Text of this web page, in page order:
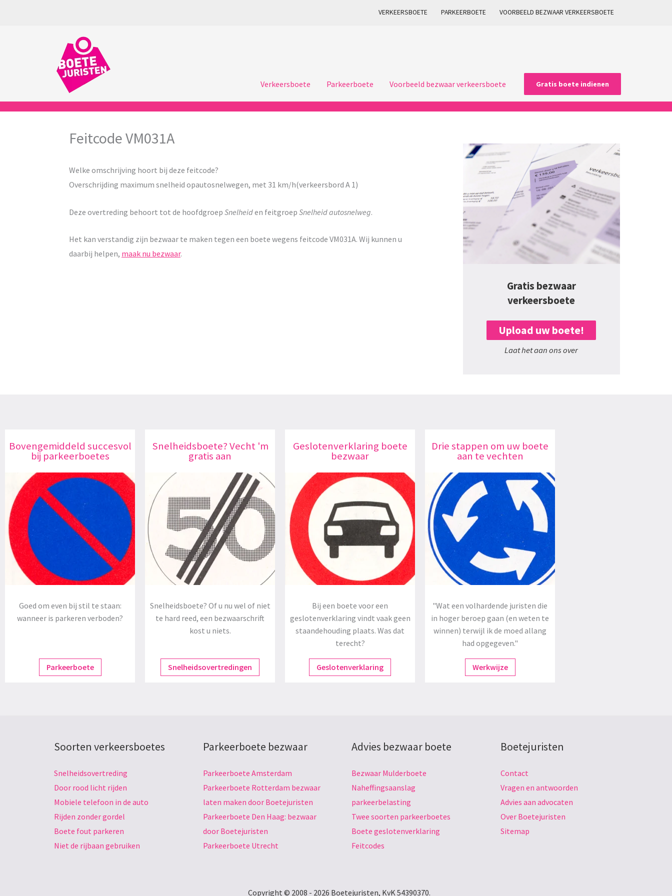
VERKEERSBOETE PARKEERBOETE VOORBEELD BEZWAAR VERKEERSBOETE
Verkeersboete Parkeerboete Voorbeeld bezwaar verkeersboete Gratis boete indienen
Feitcode VM031A
Welke omschrijving hoort bij deze feitcode?
Overschrijding maximum snelheid opautosnelwegen, met 31 km/h(verkeersbord A 1)
Deze overtreding behoort tot de hoofdgroep Snelheiden feitgroep Snelheid autosnelweg.
Het kan verstandig zijn bezwaar te maken tegen een boete wegens feitcode VM031A. Wij kunnen u
daarbij helpen, maak nu bezwaar.
Gratis bezwaar
verkeersboete
Upload uw boete!
Laat het aan ons over
Bovengemiddeld succesvol
bij parkeerboetes
Goed om even bij stil te staan:
wanneer is parkeren verboden?
Parkeerboete
Snelheidsboete? Vecht 'm
gratis aan
Snelheidsboete? Of u nu wel of niet
te hard reed, een bezwaarschrift
kost u niets.
Snelheidsovertredingen
Geslotenverklaring boete
bezwaar
Bij een boete voor een
geslotenverklaring vindt vaak geen
staandehouding plaats. Was dat
terecht?
Geslotenverklaring
Drie stappen om uw boete
aan te vechten
"Wat een volhardende juristen die
in hoger beroep gaan (en weten te
winnen) terwijl ik de moed allang
had opgegeven."
Werkwijze
Soorten verkeersboetes
Snelheidsovertreding
Door rood licht rijden
Mobiele telefoon in de auto
Rijden zonder gordel
Boete fout parkeren
Niet de rijbaan gebruiken
Parkeerboete bezwaar
Parkeerboete Amsterdam
Parkeerboete Rotterdam bezwaar
laten maken door Boetejuristen
Parkeerboete Den Haag: bezwaar
door Boetejuristen
Parkeerboete Utrecht
Advies bezwaar boete
Bezwaar Mulderboete
Naheffingsaanslag
parkeerbelasting
Twee soorten parkeerboetes
Boete geslotenverklaring
Feitcodes
Boetejuristen
Contact
Vragen en antwoorden
Advies aan advocaten
Over Boetejuristen
Sitemap
Copyright © 2008 - 2026 Boetejuristen, KvK 54390370.